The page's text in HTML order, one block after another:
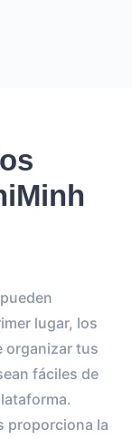
lugar, los
organizar tus
fáciles de
proporciona la